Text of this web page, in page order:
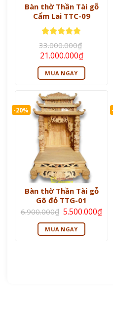
Bàn thờ Thần Tài gỗ
Cẩm Lai TTC-09
Được xếp
hạng55
sao
33.000.000₫
Giá
gốc
là:
33.000.000₫.
21.000.000₫Giá
hiện
tại
là:
MUA NGAY
-20%
Bàn thờ Thần Tài gỗ
Gõ đỏ TTG-01
6.900.000₫ Giá
gốc
là:
6.900.000₫.
5.500.000₫Giá
MUA NGAY